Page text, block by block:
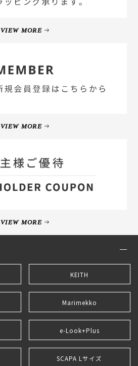
VIEW MORE
VIEW MORE
VIEW MORE
KEITH
Marimekko
e-Look+Plus
SCAPA Lサイズ